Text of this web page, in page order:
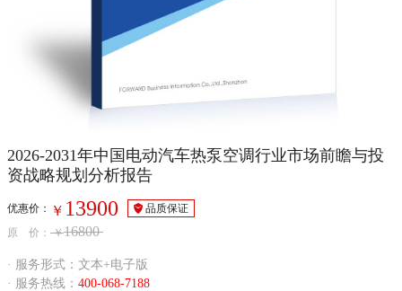
2026-2031年中国电动汽车热泵空调行业市场前瞻与投
资战略规划分析报告
优惠价： ￥ 13900
品质保证
原 价： ￥16800
· 服务形式：文本+电子版
· 服务热线： 400-068-7188